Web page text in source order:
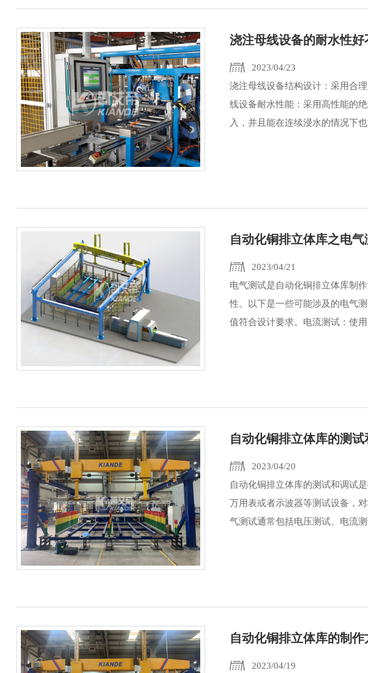
浇注母线设备的耐水性好
2023/04/23
浇注母线设备结构设计：采用合
线设备耐水性能：采用高性能的
入，并且能在连续浸水的情况下
自动化铜排立体库之电气
2023/04/21
电气测试是自动化铜排立体库制
性。以下是一些可能涉及的电气
值符合设计要求。电流测试：使
自动化铜排立体库的测试
2023/04/20
自动化铜排立体库的测试和调试
万用表或者示波器等测试设备，
气测试通常包括电压测试、电流
自动化铜排立体库的制作
2023/04/19